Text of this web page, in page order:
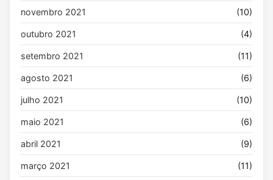
novembro 2021 (10)
outubro 2021 (4)
setembro 2021 (11)
agosto 2021 (6)
julho 2021 (10)
maio 2021 (6)
abril 2021 (9)
março 2021 (11)